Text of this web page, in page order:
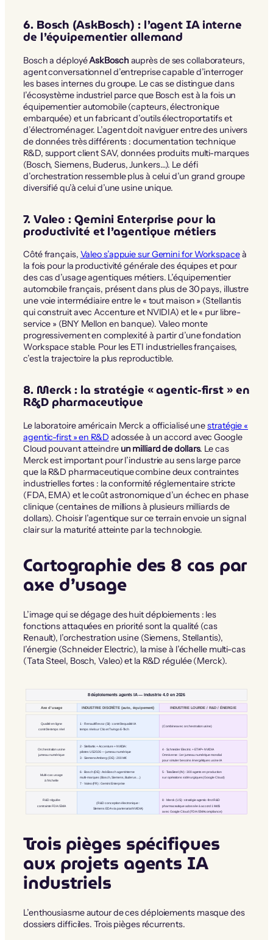
6. Bosch (AskBosch) : l’agent IA interne
de l’équipementier allemand
Bosch a déployéAskBosch auprès de ses collaborateurs,
agent conversationnel d’entreprise capable d’interroger
les bases internes du groupe. Le cas se distingue dans
l’écosystème industriel parce que Bosch est à la fois un
équipementier automobile (capteurs, électronique
embarquée) et un fabricant d’outils électroportatifs et
d’électroménager. L’agent doit naviguer entre des univers
de données très différents : documentation technique
R&D, support client SAV, données produits multi-marques
(Bosch, Siemens, Buderus, Junkers…). Le défi
d’orchestration ressemble plus à celui d’un grand groupe
diversifié qu’à celui d’une usine unique.
7. Valeo : Gemini Enterprise pour la
productivité et l’agentique métiers
Côté français, Valeo s’appuie sur Gemini for Workspaceà
la fois pour la productivité générale des équipes et pour
des cas d’usage agentiques métiers. L’équipementier
automobile français, présent dans plus de 30 pays, illustre
une voie intermédiaire entre le « tout maison » (Stellantis
qui construit avec Accenture et NVIDIA) et le « pur libre-
service » (BNY Mellon en banque). Valeo monte
progressivement en complexité à partir d’une fondation
Workspace stable. Pour les ETI industrielles françaises,
c’est la trajectoire la plus reproductible.
8. Merck : la stratégie « agentic-first » en
R&D pharmaceutique
Le laboratoire américain Merck a officialisé unestratégie «
agentic-first » en R&D adossée à un accord avec Google
Cloud pouvant atteindre un milliard de dollars. Le cas
Merck est important pour l’industrie au sens large parce
que la R&D pharmaceutique combine deux contraintes
industrielles fortes : la conformité réglementaire stricte
(FDA, EMA) et le coût astronomique d’un échec en phase
clinique (centaines de millions à plusieurs milliards de
dollars). Choisir l’agentique sur ce terrain envoie un signal
clair sur la maturité atteinte par la technologie.
Cartographie des 8 cas par
axe d’usage
L’image qui se dégage des huit déploiements : les
fonctions attaquées en priorité sont la qualité (cas
Renault), l’orchestration usine (Siemens, Stellantis),
l’énergie (Schneider Electric), la mise à l’échelle multi-cas
(Tata Steel, Bosch, Valeo) et la R&D régulée (Merck).
8 déploiements agents IA — industrie 4.0 en 2026
Axe d’usage INDUSTRIE DISCRÈTE (auto, équipement) INDUSTRIE LOURDE / R&D / ÉNERGIE
Qualité en ligne
contrôle temps réel
1 · Renault Revoz (SI) : contrôle qualité IA
temps réel sur Clio et Twingo E-Tech
(Combine avec orchestration usine)
Orchestration usine
jumeau numérique
2 · Stellantis + Accenture + NVIDIA :
pilotes US 2026 — jumeau numérique
3 · Siemens Amberg (DE) : 200 M€
4 · Schneider Electric + ETAP + NVIDIA
Omniverse : 1er jumeau numérique mondial
pour simuler besoins énergétiques usine IA
Multi-cas usage
à l’échelle
6 · Bosch (DE) : AskBosch agent interne
multi-marques (Bosch, Siemens, Buderus…)
7 · Valeo (FR) : Gemini Enterprise
5 · Tata Steel (IN) : 300 agents en production
sur opérations sidérurgiques (Google Cloud)
R&D régulée
contrainte FDA / EMA
(R&D conception électronique :
Siemens EDA via partenariat NVIDIA)
8 · Merck (US) : stratégie agentic-first R&D
pharmaceutique adossée à accord 1 Md$
avec Google Cloud (FDA / EMA compliance)
Trois pièges spécifiques
aux projets agents IA
industriels
L’enthousiasme autour de ces déploiements masque des
dossiers difficiles. Trois pièges récurrents.